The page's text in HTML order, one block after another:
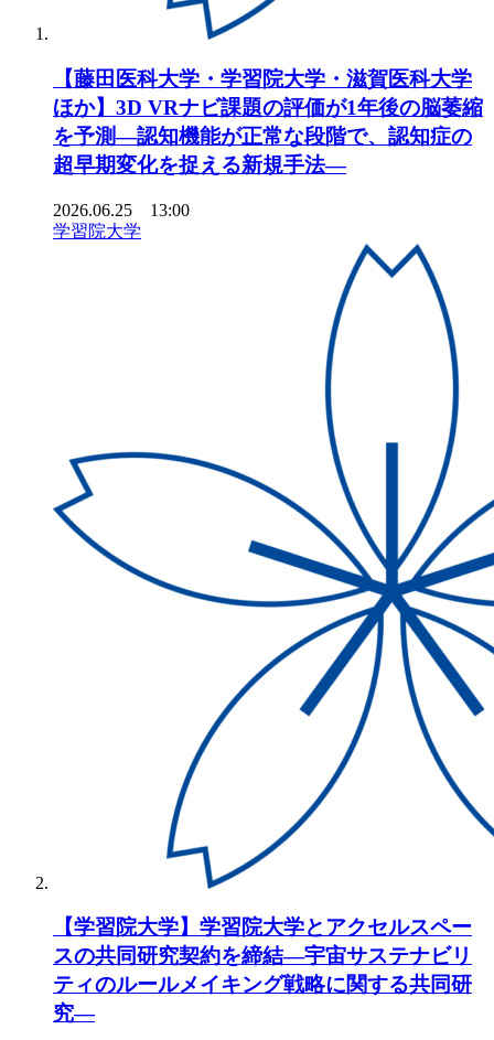
【藤田医科大学・学習院大学・滋賀医科大学
ほか】3D VRナビ課題の評価が1年後の脳萎縮
を予測―認知機能が正常な段階で、認知症の
超早期変化を捉える新規手法―
2026.06.25 13:00
学習院大学
【学習院大学】学習院大学とアクセルスペー
スの共同研究契約を締結―宇宙サステナビリ
ティのルールメイキング戦略に関する共同研
究―